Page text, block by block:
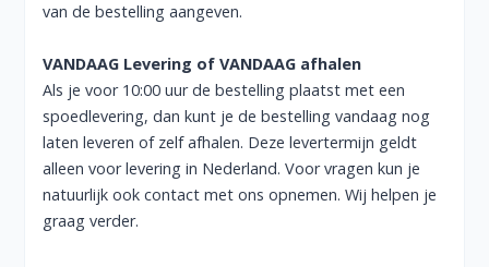
van de bestelling aangeven.
VANDAAG Levering of VANDAAG afhalen
Als je voor 10:00 uur de bestelling plaatst met een
spoedlevering, dan kunt je de bestelling vandaag nog
laten leveren of zelf afhalen. Deze levertermijn geldt
alleen voor levering in Nederland. Voor vragen kun je
natuurlijk ookcontact met ons opnemen. Wij helpen je
graag verder.